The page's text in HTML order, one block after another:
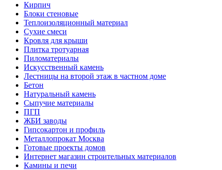
Кирпич
Блоки стеновые
Теплоизоляционный материал
Сухие смеси
Кровля для крыши
Плитка тротуарная
Пиломатериалы
Искусственный камень
Лестницы на второй этаж в частном доме
Бетон
Натуральный камень
Сыпучие материалы
ПГП
ЖБИ заводы
Гипсокартон и профиль
Металлопрокат Москва
Готовые проекты домов
Интернет магазин строительных материалов
Камины и печи